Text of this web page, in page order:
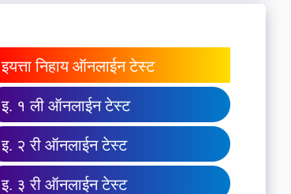
इयत्ता निहाय ऑनलाईन टेस्ट
इ. १ ली ऑनलाईन टेस्ट
इ. २ री ऑनलाईन टेस्ट
इ. ३ री ऑनलाईन टेस्ट